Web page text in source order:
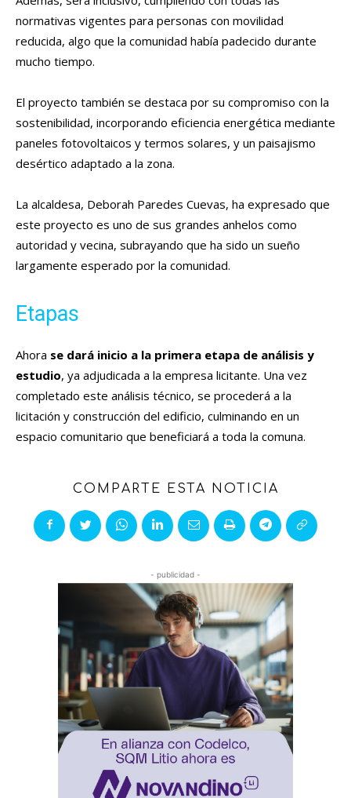
normativas vigentes para personas con movilidad
reducida, algo que la comunidad había padecido durante
mucho tiempo.
El proyecto también se destaca por su compromiso con la
sostenibilidad, incorporando eficiencia energética mediante
paneles fotovoltaicos y termos solares, y un paisajismo
desértico adaptado a la zona.
La alcaldesa, Deborah Paredes Cuevas, ha expresado que
este proyecto es uno de sus grandes anhelos como
autoridad y vecina, subrayando que ha sido un sueño
largamente esperado por la comunidad.
Etapas
Ahora se dará inicio a la primera etapa de análisis y
estudio, ya adjudicada a la empresa licitante. Una vez
completado este análisis técnico, se procederá a la
licitación y construcción del edificio, culminando en un
espacio comunitario que beneficiará a toda la comuna.
COMPARTE ESTA NOTICIA
- publicidad -